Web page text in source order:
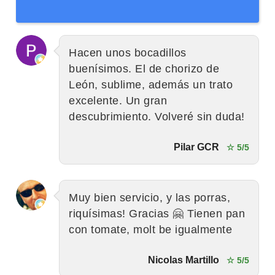
Hacen unos bocadillos
buenísimos. El de chorizo de
León, sublime, además un trato
excelente. Un gran
descubrimiento. Volveré sin duda!
Pilar GCR ☆ 5/5
Muy bien servicio, y las porras,
riquísimas! Gracias 🤗 Tienen pan
con tomate, molt be igualmente
Nicolas Martillo ☆ 5/5